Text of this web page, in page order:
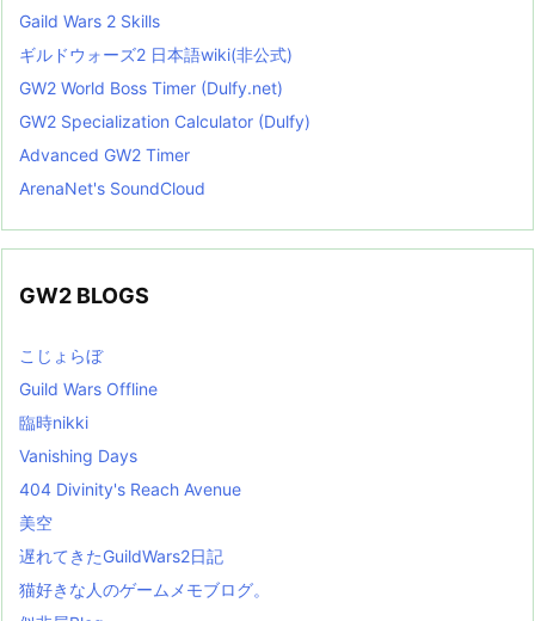
Gaild Wars 2 Skills
ギルドウォーズ2 日本語wiki(非公式)
GW2 World Boss Timer (Dulfy.net)
GW2 Specialization Calculator (Dulfy)
Advanced GW2 Timer
ArenaNet's SoundCloud
GW2 BLOGS
こじょらぼ
Guild Wars Offline
臨時nikki
Vanishing Days
404 Divinity's Reach Avenue
美空
遅れてきたGuildWars2日記
猫好きな人のゲームメモブログ。